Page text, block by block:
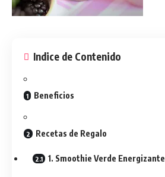
Indice de Contenido
Beneficios
Recetas de Regalo
1. Smoothie Verde Energizante